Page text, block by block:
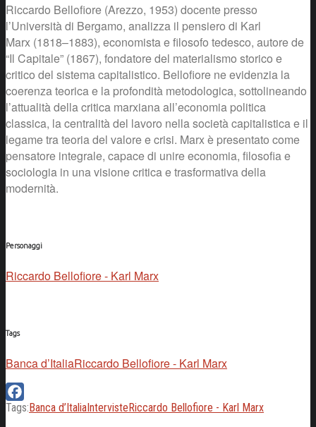
Riccardo Bellofiore (Arezzo, 1953) docente presso
l’Università di Bergamo, analizza il pensiero di Karl
Marx (1818–1883), economista e filosofo tedesco, autore de
“Il Capitale” (1867), fondatore del materialismo storico e
critico del sistema capitalistico. Bellofiore ne evidenzia la
coerenza teorica e la profondità metodologica, sottolineando
l’attualità della critica marxiana all’economia politica
classica, la centralità del lavoro nella società capitalistica e il
legame tra teoria del valore e crisi. Marx è presentato come
pensatore integrale, capace di unire economia, filosofia e
sociologia in una visione critica e trasformativa della
modernità.
Personaggi
Riccardo Bellofiore - Karl Marx
Tags
Banca d’ItaliaRiccardo Bellofiore - Karl Marx
Facebook
Tags:Banca d’ItaliaIntervisteRiccardo Bellofiore - Karl Marx